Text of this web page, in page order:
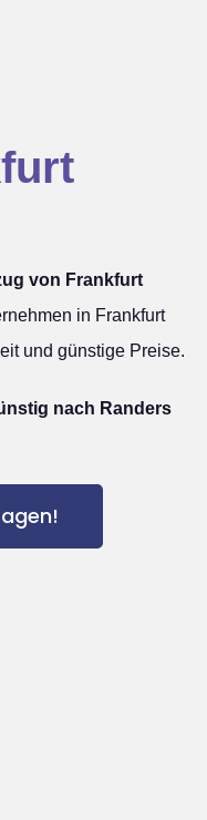
von Frankfurt
in Frankfurt
und günstige Preise.
nach Randers